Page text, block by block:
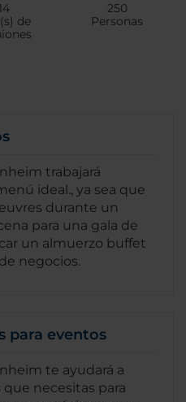
de
250
Personas
trabajará
ideal., ya sea que
durante un
para una gala de
un almuerzo buffet
negocios.
para eventos
te ayudará a
necesitas para